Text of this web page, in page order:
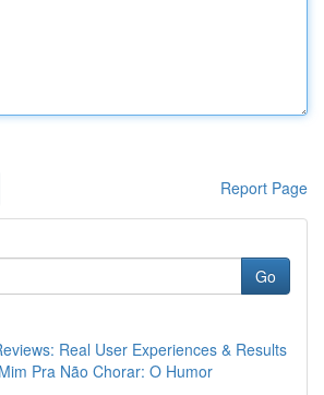
Report Page
Go
Real User Experiences & Results
Pra Não Chorar: O Humor